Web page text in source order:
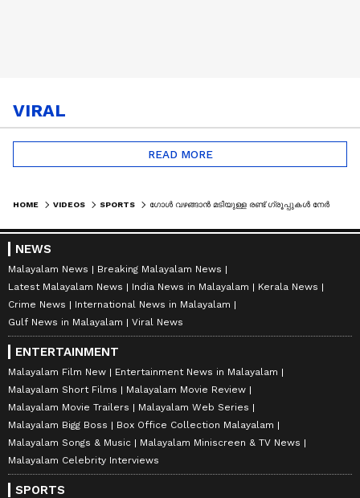
VIRAL
READ MORE
HOME VIDEOS SPORTS
NEWS
Malayalam News
Breaking Malayalam News
Latest Malayalam News
India News in Malayalam
Kerala News
Crime News
International News in Malayalam
Gulf News in Malayalam
Viral News
ENTERTAINMENT
Malayalam Film New
Entertainment News in Malayalam
Malayalam Short Films
Malayalam Movie Review
Malayalam Movie Trailers
Malayalam Web Series
Malayalam Bigg Boss
Box Office Collection Malayalam
Malayalam Songs & Music
Malayalam Miniscreen & TV News
Malayalam Celebrity Interviews
SPORTS